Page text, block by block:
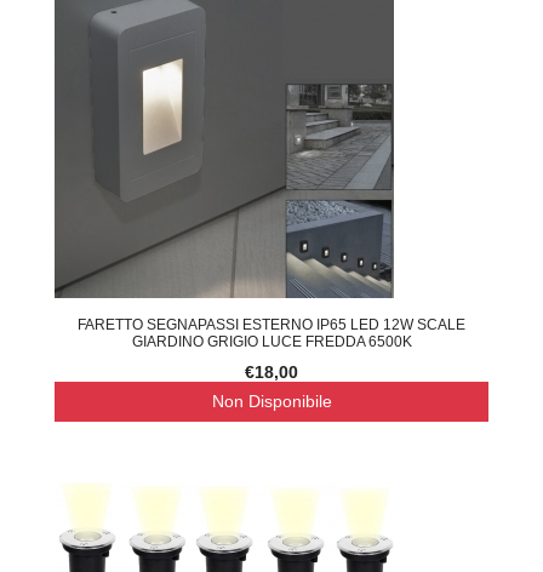
FARETTO SEGNAPASSI ESTERNO IP65 LED 12W SCALE
GIARDINO GRIGIO LUCE FREDDA 6500K
€18,00
Non Disponibile